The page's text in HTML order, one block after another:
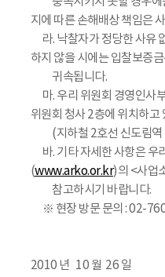
지에 따른 손해배상 책임은
라. 낙찰자가 정당한 사유
하지 않을 시에는 입찰보증
귀속됩니다.
마. 우리 위원회 경영인사
위원회 청사 2층에 위치하고
(지하철 2호선 신도림역
바. 기타 자세한 사항은 우
(www.arko.or.kr)의 <사업
참고하시기 바랍니다.
※ 현장 방문 문의 : 02-
2010 년 10 월 26 일